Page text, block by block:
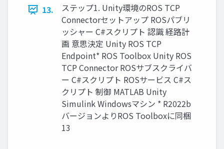
13.
ステップ1. Unity環境のROS TCP
Connectorセットアップ ROSパブリ
ッシャー C#スクリプト 認識 経路計
画 意思決定 Unity ROS TCP
Endpoint* ROS Toolbox Unity ROS
TCP Connector ROSサブスクライバ
ー C#スクリプト ROSサービス C#ス
クリプト 制御 MATLAB Unity
Simulink Windowsマシン * R2022b
バージョンよりROS Toolboxに同梱
13